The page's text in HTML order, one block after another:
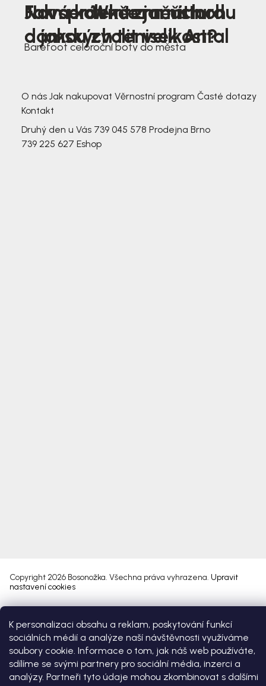
K personalizaci obsahu a reklam, poskytování funkcí
sociálních médií a analýze naší návštěvnosti využíváme
soubory cookie. Informace o tom, jak náš web používáte,
sdílíme se svými partnery pro sociální média, inzerci a
analýzy. Partneři tyto údaje mohou zkombinovat s dalšími
Nová kolekce jarních
dámských tenisek Antal
Jak správně změřit nohu
a jakou zvolit velikost?
Farmer Winter mustard
Barefoot celoroční boty do města
O nás Jak nakupovat Věrnostní program Časté dotazy
Kontakt
Druhý den u Vás 739 045 578 Prodejna Brno
739 225 627 Eshop
Copyright 2026 Bosonožka. Všechna práva vyhrazena. Upravit
nastavení cookies